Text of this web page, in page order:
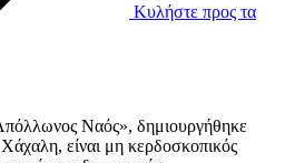
Κυλήστε προς τα
Ναός», δημιουργήθηκε
είναι μη κερδοσκοπικός